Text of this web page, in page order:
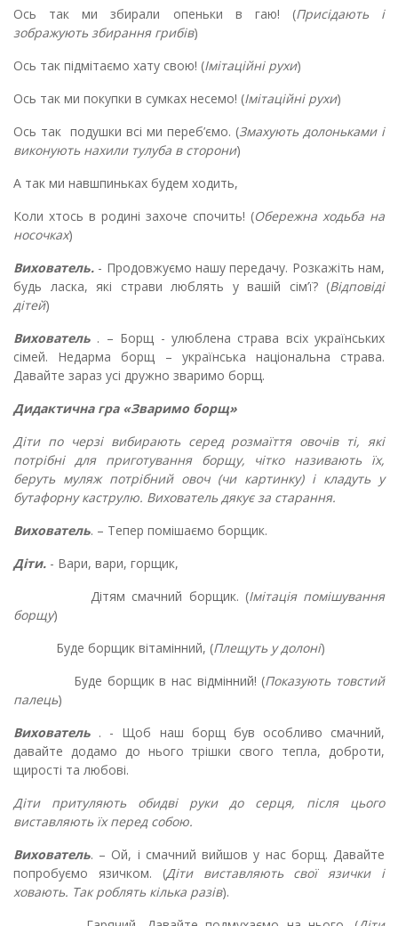
Ось так ми збирали опеньки в гаю! (Присідають і
зображують збирання грибів)
Ось так підмітаємо хату свою! (Імітаційні рухи)
Ось так ми покупки в сумках несемо! (Імітаційні рухи)
Ось так подушки всі ми переб’ємо. (Змахують долоньками і
виконують нахили тулуба в сторони)
А так ми навшпиньках будем ходить,
Коли хтось в родині захоче спочить! (Обережна ходьба на
носочках)
Вихователь. - Продовжуємо нашу передачу. Розкажіть нам,
будь ласка, які страви люблять у вашій сім’ї? (Відповіді
дітей)
Вихователь . – Борщ - улюблена страва всіх українських
сімей. Недарма борщ – українська національна страва.
Давайте зараз усі дружно зваримо борщ.
Дидактична гра «Зваримо борщ»
Діти по черзі вибирають серед розмаїття овочів ті, які
потрібні для приготування борщу, чітко називають їх,
беруть муляж потрібний овоч (чи картинку) і кладуть у
бутафорну каструлю. Вихователь дякує за старання.
Вихователь. – Тепер помішаємо борщик.
Діти. - Вари, вари, горщик,
Дітям смачний борщик. (Імітація помішування
борщу)
Буде борщик вітамінний, (Плещуть у долоні)
Буде борщик в нас відмінний! (Показують товстий
палець)
Вихователь . - Щоб наш борщ був особливо смачний,
давайте додамо до нього трішки свого тепла, доброти,
щирості та любові.
Діти притуляють обидві руки до серця, після цього
виставляють їх перед собою.
Вихователь. – Ой, і смачний вийшов у нас борщ. Давайте
попробуємо язичком. (Діти виставляють свої язички і
ховають. Так роблять кілька разів).